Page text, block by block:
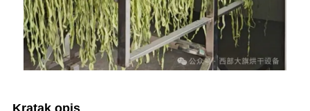
Kratak opis